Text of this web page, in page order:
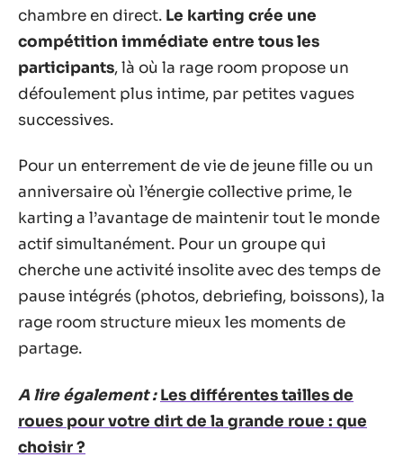
chambre en direct. Le karting crée une
compétition immédiate entre tous les
participants, là où la rage room propose un
défoulement plus intime, par petites vagues
successives.
Pour un enterrement de vie de jeune fille ou un
anniversaire où l’énergie collective prime, le
karting a l’avantage de maintenir tout le monde
actif simultanément. Pour un groupe qui
cherche une activité insolite avec des temps de
pause intégrés (photos, debriefing, boissons), la
rage room structure mieux les moments de
partage.
A lire également : Les différentes tailles de
roues pour votre dirt de la grande roue : que
choisir ?